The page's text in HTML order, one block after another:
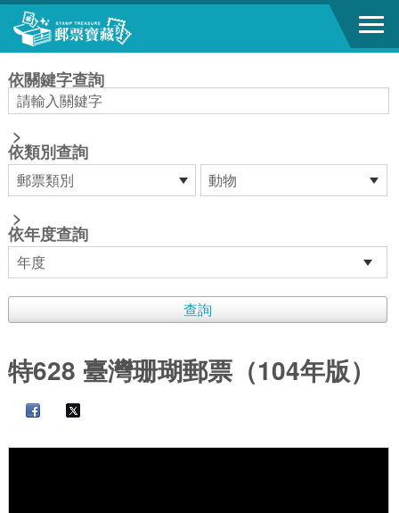
跳到主要內容區塊
依關鍵字查詢
>
依類別查詢
>
依年度查詢
特628 臺灣珊瑚郵票（104年版）